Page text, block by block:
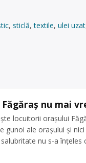
, sticlă,textile, ulei uzat
nu mai
locuitorii oraşului
gunoi ale oraşului şi
nu s-a înţeles